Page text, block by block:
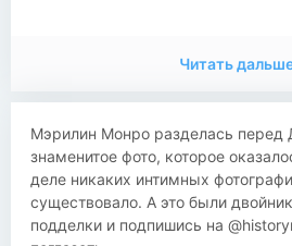
Читать
Мэрилин Монро разделась
знаменитое фото, которое
деле никаких интимных
существовало. А это были
подделки и подпишись на